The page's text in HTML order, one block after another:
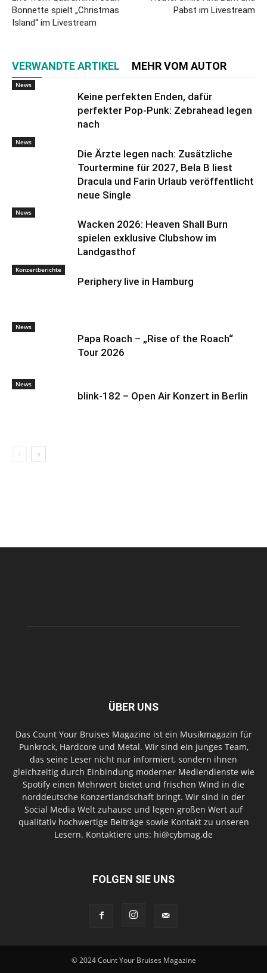
Bonnette spielt „Christmas
Island“ im Livestream
Pabst im Livestream
VERWANDTE ARTIKEL MEHR VOM AUTOR
News
Keine perfekten Enden, dafür
perfekter Pop-Punk: Zebrahead legen
nach
News
Die Ärzte legen nach: Zusätzliche
Tourtermine für 2027, Bela B liest
Dracula und Farin Urlaub veröffentlicht
neue Single
News
Wacken 2026: Heaven Shall Burn
spielen exklusive Clubshow im
Landgasthof
Konzertberichte
Periphery live in Hamburg
News
Papa Roach – „Rise of the Roach“
Tour 2026
News
blink-182 – Open Air Konzert in Berlin
ÜBER UNS
Das Count Your Bruises Magazine ist ein Musikmagazin für
Punkrock, Hardcore und Metal. Wir sind ein junges Team,
das seine Leser nicht nur informiert, sondern ihnen
gleichzeitig durch Einbindung moderner Mediendienste wie
Spotify einen Mehrwert bietet und frischen Wind in die
norddeutsche Konzertlandschaft bringt. Wir sind in der
Social Media Welt zuhause und legen großen Wert auf
qualitativ hochwertige Beiträge sowie Kontakt zu unseren
Lesern. Kontaktiere uns: hi@cybmag.de
FOLGEN SIE UNS
© 2024 Count Your Bruises Magazine